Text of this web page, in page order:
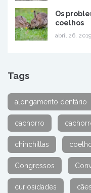
Os
coelhos
abril 26, 2019
Tags
alongamento dentário
cachorro
chinchillas
Congressos
curiosidades cães